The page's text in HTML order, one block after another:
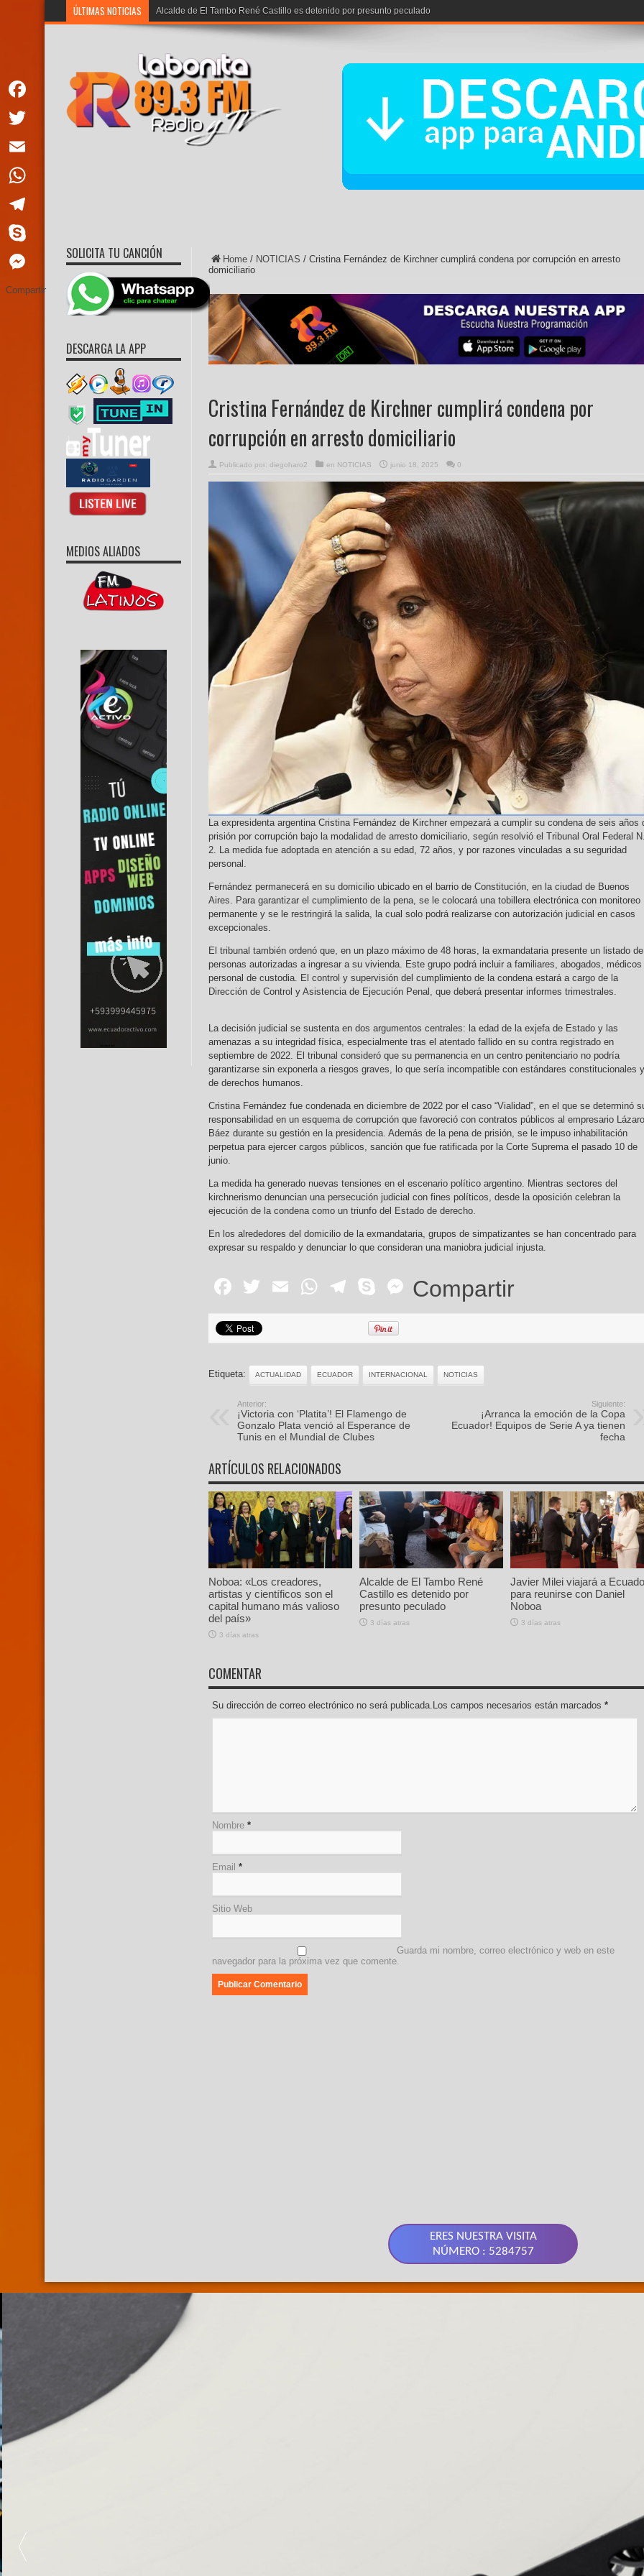
ÚLTIMAS NOTICIAS Javier Mi
Home / NOTICIAS / Cristina Fernández de Kirchner cumplirá condena por corrupción en arresto
domiciliario
Cristina Fernández de Kirchner cumplirá condena por
corrupción en arresto domiciliario
Publicado por: diegoharo2 en NOTICIAS junio 18, 2025 0
La expresidenta argentina Cristina Fernández de Kirchner empezará a cumplir su condena de seis años
prisión por corrupción bajo la modalidad de arresto domiciliario, según resolvió el Tribunal Oral Federal
2. La medida fue adoptada en atención a su edad, 72 años, y por razones vinculadas a su seguridad
personal.
Fernández permanecerá en su domicilio ubicado en el barrio de Constitución, en la ciudad de Buenos
Aires. Para garantizar el cumplimiento de la pena, se le colocará una tobillera electrónica con monitoreo
permanente y se le restringirá la salida, la cual solo podrá realizarse con autorización judicial en casos
excepcionales.
El tribunal también ordenó que, en un plazo máximo de 48 horas, la exmandataria presente un listado de
personas autorizadas a ingresar a su vivienda. Este grupo podrá incluir a familiares, abogados,
personal de custodia. El control y supervisión del cumplimiento de la condena estará a cargo de la
Dirección de Control y Asistencia de Ejecución Penal, que deberá presentar informes trimestrales.
La decisión judicial se sustenta en dos argumentos centrales: la edad de la exjefa de Estado y las
amenazas a su integridad física, especialmente tras el atentado fallido en su contra registrado en
septiembre de 2022. El tribunal consideró que su permanencia en un centro penitenciario no podría
garantizarse sin exponerla a riesgos graves, lo que sería incompatible con estándares constitucionales y
de derechos humanos.
Cristina Fernández fue condenada en diciembre de 2022 por el caso “Vialidad”, en el que se determinó
responsabilidad en un esquema de corrupción que favoreció con contratos públicos al empresario Lázaro
Báez durante su gestión en la presidencia. Además de la pena de prisión, se le impuso inhabilitación
perpetua para ejercer cargos públicos, sanción que fue ratificada por la Corte Suprema el pasado 10 de
junio.
La medida ha generado nuevas tensiones en el escenario político argentino. Mientras sectores del
kirchnerismo denuncian una persecución judicial con fines políticos, desde la oposición celebran la
ejecución de la condena como un triunfo del Estado de derecho.
En los alrededores del domicilio de la exmandataria, grupos de simpatizantes se han concentrado para
expresar su respaldo y denunciar lo que consideran una maniobra judicial injusta.
Facebook
Twitter
EmailWhatsApp
Telegram
SkypeMessenger
Compartir
Etiqueta: ACTUALIDAD ECUADOR INTERNACIONAL NOTICIAS
Anterior:
¡Victoria con ‘Platita’! El Flamengo de
Gonzalo Plata venció al Esperance de
Tunis en el Mundial de Clubes
Siguiente:
¡Arranca la emoción de la Copa
Ecuador! Equipos de Serie A ya tienen
fecha
ARTÍCULOS RELACIONADOS
Noboa: «Los creadores,
artistas y científicos son el
capital humano más valioso
del país»
3 días atras
Alcalde de El Tambo René
Castillo es detenido por
presunto peculado
3 días atras
Javier Milei viajará a
para reunirse con Daniel
Noboa
3 días atras
COMENTAR
Su dirección de correo electrónico no será publicada.Los campos necesarios están marcados *
Nombre *
Email *
Sitio Web
Guarda mi nombre, correo electrónico y web en este
navegador para la próxima vez que comente.
SOLICITA TU CANCIÓN
DESCARGA LA APP
MEDIOS ALIADOS
ERES NUESTRA VISITA
NÚMERO : 5284757
Facebook
Twitter
Email
WhatsApp
Telegram
Skype
Messenger
Compartir